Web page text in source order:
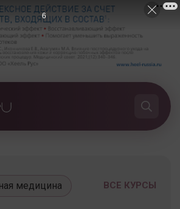
ВСЕ КУРСЫ
медицина
5